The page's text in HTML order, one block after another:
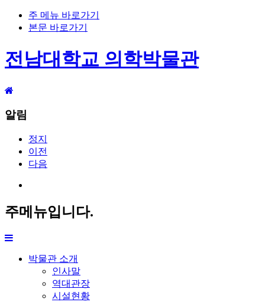
주 메뉴 바로가기
본문 바로가기
전남대학교 의학박물관
알림
정지
이전
다음
주메뉴입니다.
박물관 소개
인사말
역대관장
시설현황